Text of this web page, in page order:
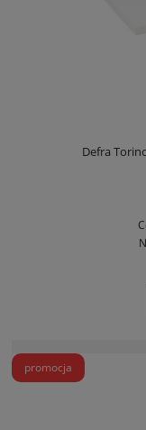
Defra
promocja